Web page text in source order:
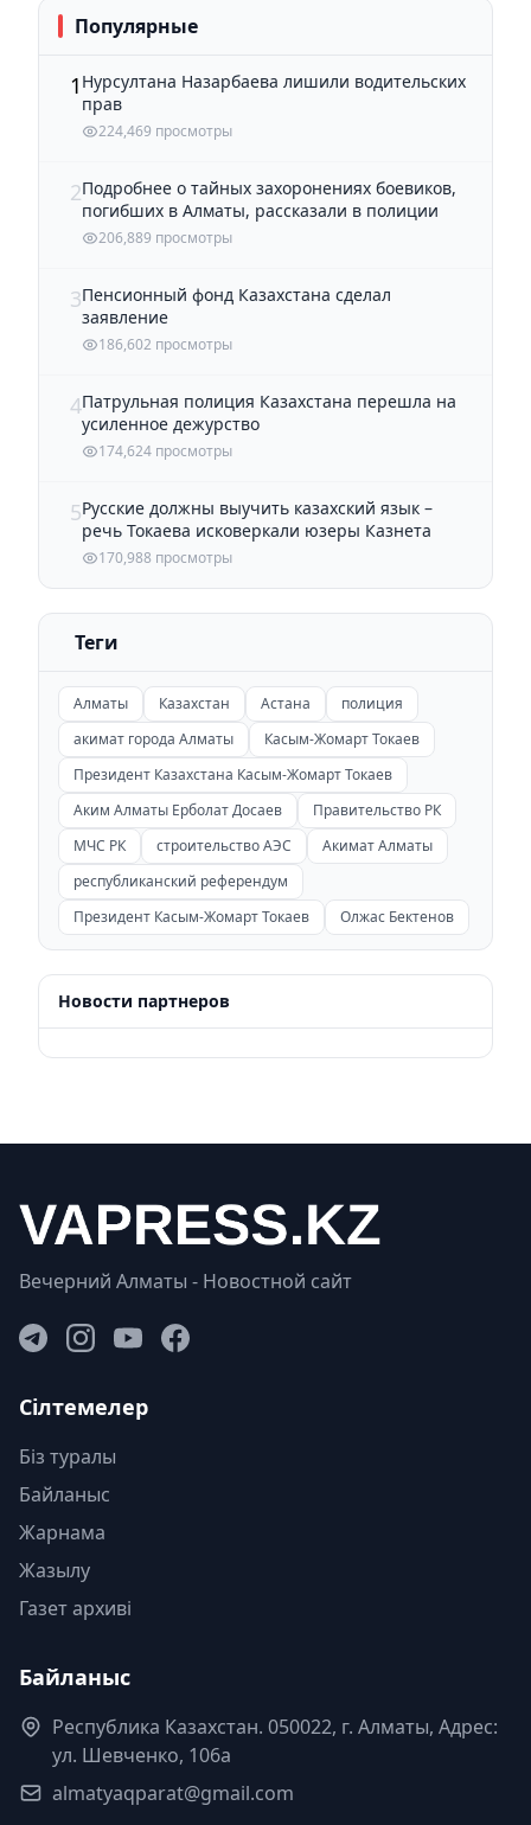
Популярные
1 Нурсултана Назарбаева лишили водительских
прав
224,469 просмотры
2Подробнее о тайных захоронениях боевиков,
погибших в Алматы, рассказали в полиции
206,889 просмотры
3Пенсионный фонд Казахстана сделал
заявление
186,602 просмотры
4Патрульная полиция Казахстана перешла на
усиленное дежурство
174,624 просмотры
5Русские должны выучить казахский язык –
речь Токаева исковеркали юзеры Казнета
170,988 просмотры
Теги
Алматы Казахстан Астана
полиция
акимат города Алматы
Касым-Жомарт Токаев
Президент Казахстана Касым-Жомарт Токаев
Аким Алматы Ерболат Досаев
Правительство РК
МЧС РК
строительство АЭС
Акимат Алматы
республиканский референдум
Президент Касым-Жомарт Токаев
Олжас Бектенов
Новости партнеров
Вечерний Алматы - Новостной сайт
Сілтемелер
Біз туралы
Байланыс
Жарнама
Жазылу
Газет архиві
Байланыс
Республика Казахстан. 050022, г. Алматы, Адрес:
ул. Шевченко, 106а
almatyaqparat@gmail.com